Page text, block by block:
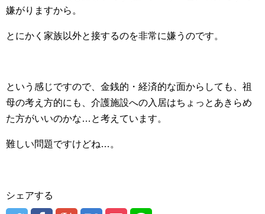
嫌がりますから。
とにかく家族以外と接するのを非常に嫌うのです。
という感じですので、金銭的・経済的な面からしても、祖
母の考え方的にも、介護施設への入居はちょっとあきらめ
た方がいいのかな…と考えています。
難しい問題ですけどね…。
シェアする